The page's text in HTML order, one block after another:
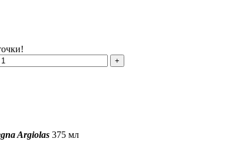
Argiolas 375 мл